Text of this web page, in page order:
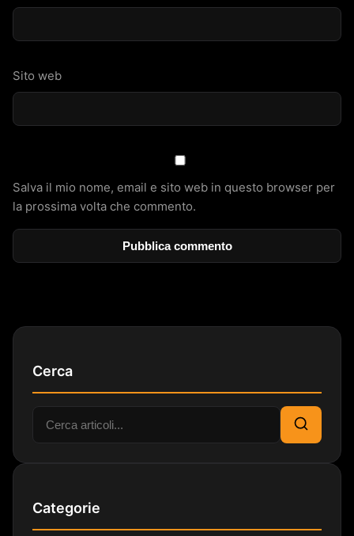
Sito web
Salva il mio nome, email e sito web in questo browser per
la prossima volta che commento.
Cerca
Cerca:
Cerca
Categorie